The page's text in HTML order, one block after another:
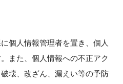
個人情報管理者を置き、個人
また、個人情報への不正アク
壊、改ざん、漏えい等の予防